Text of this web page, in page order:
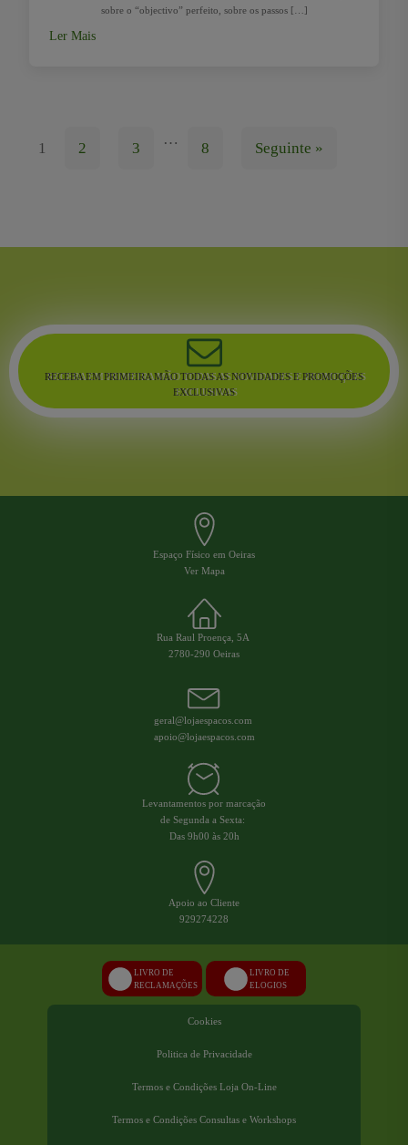
sobre o “objectivo” perfeito, sobre os passos […]
Ler Mais
1 2 3
…
8 Seguinte »
RECEBA EM PRIMEIRA MÃO TODAS AS NOVIDADES E PROMOÇÕES
EXCLUSIVAS
Espaço Físico em Oeiras
Ver Mapa
Rua Raul Proença, 5A
2780-290 Oeiras
geral@lojaespacos.com
apoio@lojaespacos.com
Levantamentos por marcação
de Segunda a Sexta:
Das 9h00 às 20h
Apoio ao Cliente
929274228
LIVRO DE
RECLAMAÇÕES
LIVRO DE
ELOGIOS
Cookies
Politica de Privacidade
Termos e Condições Loja On-Line
Termos e Condições Consultas e Workshops